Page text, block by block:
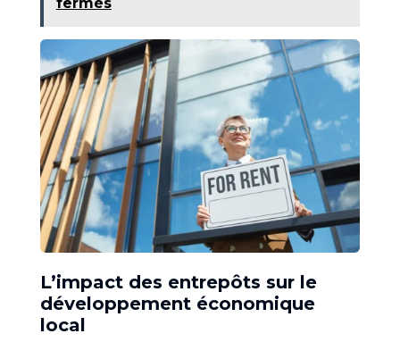
L’impact des entrepôts sur le
développement économique
local